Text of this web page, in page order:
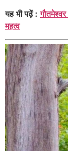
यह भी पढ़ें :
महत्व